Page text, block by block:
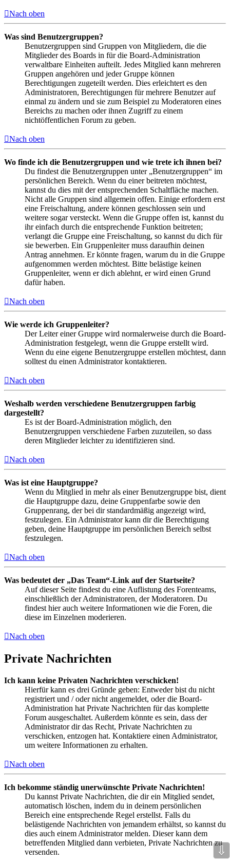
Nach oben
Was sind Benutzergruppen?
Benutzergruppen sind Gruppen von Mitgliedern, die die
Mitglieder des Boards in für die Board-Administration
verwaltbare Einheiten aufteilt. Jedes Mitglied kann mehreren
Gruppen angehören und jeder Gruppe können
Berechtigungen zugeteilt werden. Dies erleichtert es den
Administratoren, Berechtigungen für mehrere Benutzer auf
einmal zu ändern und sie zum Beispiel zu Moderatoren eines
Bereichs zu machen oder ihnen Zugriff zu einem
nichtöffentlichen Forum zu geben.
Nach oben
Wo finde ich die Benutzergruppen und wie trete ich ihnen bei?
Du findest die Benutzergruppen unter „Benutzergruppen“ im
persönlichen Bereich. Wenn du einer beitreten möchtest,
kannst du dies mit der entsprechenden Schaltfläche machen.
Nicht alle Gruppen sind allgemein offen. Einige erfordern erst
eine Freischaltung, andere können geschlossen sein und
weitere sogar versteckt. Wenn die Gruppe offen ist, kannst du
ihr einfach durch die entsprechende Funktion beitreten;
verlangt die Gruppe eine Freischaltung, so kannst du dich für
sie bewerben. Ein Gruppenleiter muss daraufhin deinen
Antrag annehmen. Er könnte fragen, warum du in die Gruppe
aufgenommen werden möchtest. Bitte belästige keinen
Gruppenleiter, wenn er dich ablehnt, er wird einen Grund
dafür haben.
Nach oben
Wie werde ich Gruppenleiter?
Der Leiter einer Gruppe wird normalerweise durch die Board-
Administration festgelegt, wenn die Gruppe erstellt wird.
Wenn du eine eigene Benutzergruppe erstellen möchtest, dann
solltest du einen Administrator kontaktieren.
Nach oben
Weshalb werden verschiedene Benutzergruppen farbig
dargestellt?
Es ist der Board-Administration möglich, den
Benutzergruppen verschiedene Farben zuzuteilen, so dass
deren Mitglieder leichter zu identifizieren sind.
Nach oben
Was ist eine Hauptgruppe?
Wenn du Mitglied in mehr als einer Benutzergruppe bist, dient
die Hauptgruppe dazu, deine Gruppenfarbe sowie den
Gruppenrang, der bei dir standardmäßig angezeigt wird,
festzulegen. Ein Administrator kann dir die Berechtigung
geben, deine Hauptgruppe im persönlichen Bereich selbst
festzulegen.
Nach oben
Was bedeutet der „Das Team“-Link auf der Startseite?
Auf dieser Seite findest du eine Auflistung des Forenteams,
einschließlich der Administratoren, der Moderatoren. Du
findest hier auch weitere Informationen wie die Foren, die
diese im Einzelnen moderieren.
Nach oben
Private Nachrichten
Ich kann keine Privaten Nachrichten verschicken!
Hierfür kann es drei Gründe geben: Entweder bist du nicht
registriert und / oder nicht angemeldet, oder die Board-
Administration hat Private Nachrichten für das komplette
Forum ausgeschaltet. Außerdem könnte es sein, dass der
Administrator dir das Recht, Private Nachrichten zu
verschicken, entzogen hat. Kontaktiere einen Administrator,
um weitere Informationen zu erhalten.
Nach oben
Ich bekomme ständig unerwünschte Private Nachrichten!
Du kannst Private Nachrichten, die dir ein Mitglied sendet,
automatisch löschen, indem du in deinem persönlichen
Bereich eine entsprechende Regel erstellst. Falls du
belästigende Nachrichten von jemandem erhältst, so kannst du
dies auch einem Administrator melden. Dieser kann dem
betreffenden Mitglied dann verbieten, Private Nachrichten zu
versenden.
⇩